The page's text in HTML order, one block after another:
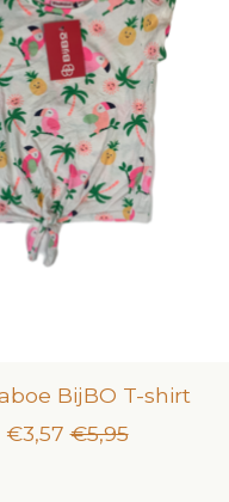
BijBO T-shirt
€3,57 €5,95